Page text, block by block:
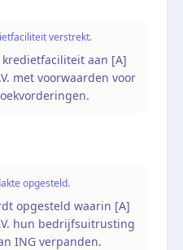
verstrekt.
aan [A]
met voorwaarden voor
opgesteld.
opgesteld waarin [A]
hun bedrijfsuitrusting
ING verpanden.